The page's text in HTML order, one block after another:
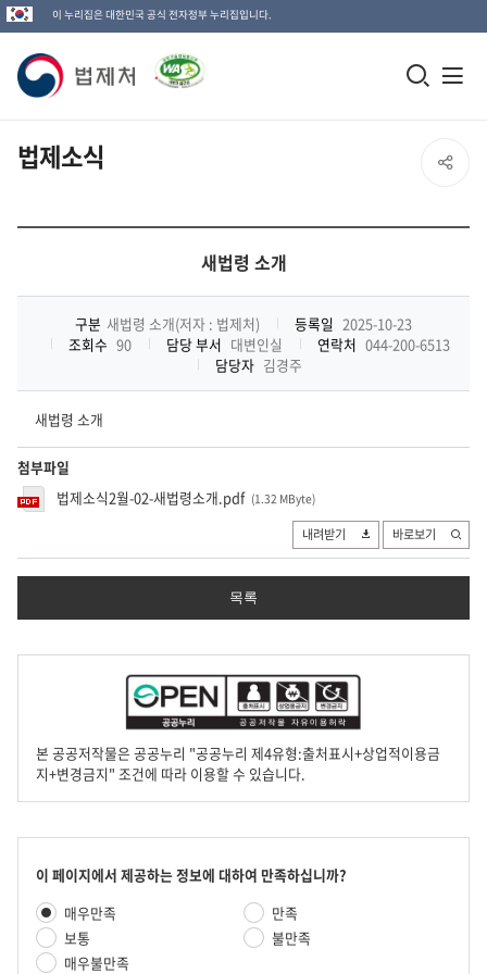
이 누리집은 대한민국 공식 전자정부 누리집입니다.
법
제
처
고
모
기
법제소식 SNS
열
기
새법령 소개
구분 새법령 소개(저자 : 법제처) 등록일 2025-10-23
조회수 90 담당 부서 대변인실 연락처 044-200-6513
담당자 김경주
새법령 소개
첨부파일
법제소식2월-02-새법령소개.pdf (1.32 MByte)
내려받기 바로보기
목록
본 공공저작물은 공공누리 "공공누리 제4유형:출처표시+상업적이용금
지+변경금지" 조건에 따라 이용할 수 있습니다.
콘
츠
만
족
이 페이지에서 제공하는 정보에 대하여 만족하십니까?
만
족
도
평
매우만족
만족
보통
불만족
매우불만족